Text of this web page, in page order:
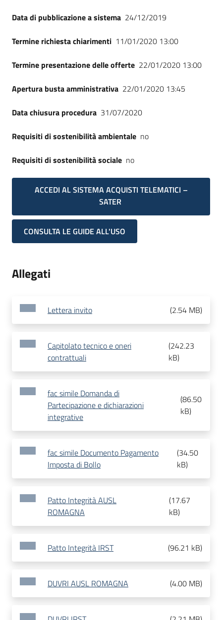
Data di pubblicazione a sistema 24/12/2019
Termine richiesta chiarimenti 11/01/2020 13:00
Termine presentazione delle offerte 22/01/2020 13:00
Apertura busta amministrativa 22/01/2020 13:45
Data chiusura procedura 31/07/2020
Requisiti di sostenibilità ambientale no
Requisiti di sostenibilità sociale no
ACCEDI AL SISTEMA ACQUISTI TELEMATICI –
SATER
CONSULTA LE GUIDE ALL'USO
Allegati
Lettera invito (2.54 MB)
Capitolato tecnico e oneri
contrattuali
(242.23
kB)
fac simile Domanda di
Partecipazione e dichiarazioni
integrative
(86.50
kB)
fac simile Documento Pagamento
Imposta di Bollo
(34.50
kB)
Patto Integrità AUSL
ROMAGNA
(17.67
kB)
Patto Integrità IRST (96.21 kB)
DUVRI AUSL ROMAGNA (4.00 MB)